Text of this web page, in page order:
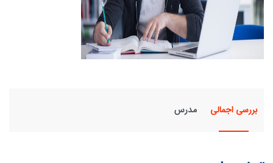
بررسی اجمالی مدرس